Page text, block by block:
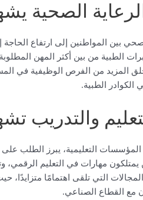
الصحية
بين المواطنين إلى ارتفاع
الطبية من بين أكثر المهن
المزيد من الفرص الوظيفية في
الكوادر الطبية.
والتدريب
التعليمية، يبرز الطلب على
مهارات في التعليم الرقمي،
التي تلقى اهتمامًا
مع القطاع الصناعي.